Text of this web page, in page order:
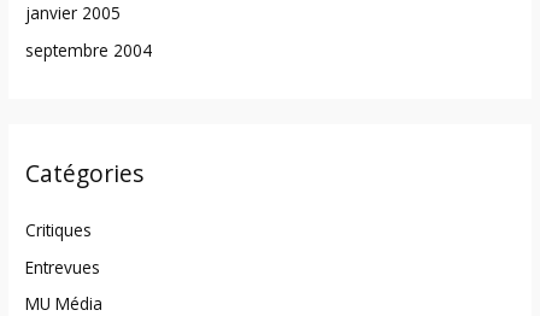
janvier 2005
septembre 2004
Catégories
Critiques
Entrevues
MU Média